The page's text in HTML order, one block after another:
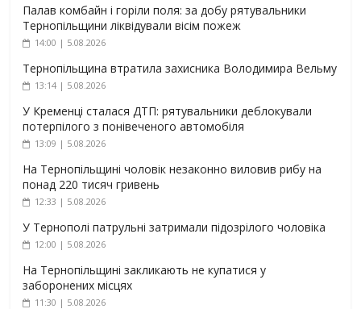
Палав комбайн і горіли поля: за добу рятувальники
Тернопільщини ліквідували вісім пожеж
14:00 | 5.08.2026
Тернопільщина втратила захисника Володимира Вельму
13:14 | 5.08.2026
У Кременці сталася ДТП: рятувальники деблокували
потерпілого з понівеченого автомобіля
13:09 | 5.08.2026
На Тернопільщині чоловік незаконно виловив рибу на
понад 220 тисяч гривень
12:33 | 5.08.2026
У Тернополі патрульні затримали підозрілого чоловіка
12:00 | 5.08.2026
На Тернопільщині закликають не купатися у
заборонених місцях
11:30 | 5.08.2026